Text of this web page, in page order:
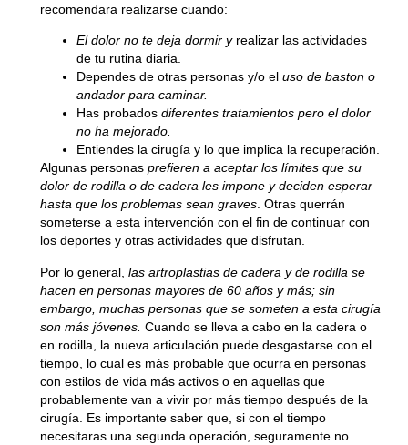
recomendara realizarse cuando:
El dolor no te deja dormir yrealizar las actividades
de tu rutina diaria.
Dependes de otras personas y/o el uso de baston o
andador para caminar.
Has probados diferentes tratamientos pero el dolor
no ha mejorado.
Entiendes la cirugía y lo que implica la recuperación.
Algunas personas prefieren a aceptar los límites que su
dolor de rodilla o de cadera les impone y deciden esperar
hasta que los problemas sean graves. Otras querrán
someterse a esta intervención con el fin de continuar con
los deportes y otras actividades que disfrutan.
Por lo general, las artroplastias de cadera y de rodilla se
hacen en personas mayores de 60 años y más; sin
embargo, muchas personas que se someten a esta cirugía
son más jóvenes. Cuando se lleva a cabo en la cadera o
en rodilla, la nueva articulación puede desgastarse con el
tiempo, lo cual es más probable que ocurra en personas
con estilos de vida más activos o en aquellas que
probablemente van a vivir por más tiempo después de la
cirugía. Es importante saber que, si con el tiempo
necesitaras una segunda operación, seguramente no